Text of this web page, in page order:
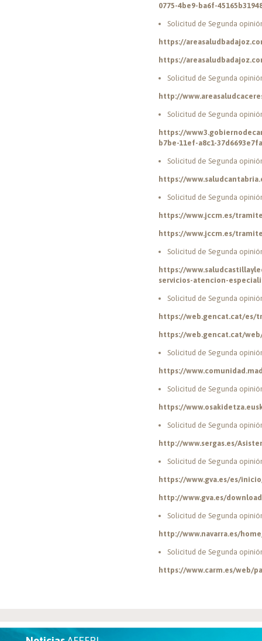
0775-4be9-ba6f-
Solicitud de Segunda
https://
https://
Solicitud de Segunda
http://
Solicitud de Segunda
https://
b7be-11ef-a8c1-
Solicitud de Segunda
https://
Solicitud de Segunda
https://www.jccm.es/
https://www.jccm.es/
Solicitud de Segunda
https://
servicios-atencion-
Solicitud de Segunda
https://web.gencat.cat/es/
https://web.gencat.cat/
Solicitud de Segunda
https://
Solicitud de Segunda
https://
Solicitud de Segunda
http://www.sergas.es/
Solicitud de Segunda
https://www.gva.es/es/
http://www.gva.es/
Solicitud de Segunda
http://www.navarra.es/
Solicitud de Segunda
https://www.carm.es/web/